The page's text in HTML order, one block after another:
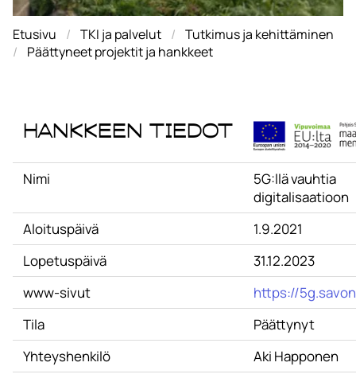
Etusivu TKI ja palvelut
Tutkimus ja kehittäminen
Päättyneet projektit ja hankkeet
Hankkeen tiedot
Nimi
5G:llä vauhtia
digitalisaatioon
Aloituspäivä
1.9.2021
Lopetuspäivä
31.12.2023
www-sivut
https://
Tila
Päättynyt
Yhteyshenkilö
Aki Happonen